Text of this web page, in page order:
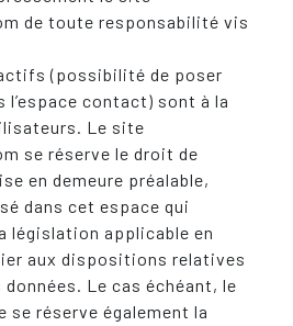
de toute responsabilité vis
(possibilité de poser
l’espace contact) sont à la
Le site
se réserve le droit de
en demeure préalable,
dans cet espace qui
législation applicable en
aux dispositions relatives
Le cas échéant, le
réserve également la